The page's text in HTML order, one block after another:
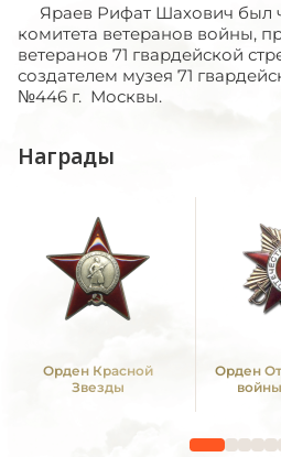
Яраев Рифат Шахович был
комитета ветеранов войны,
ветеранов 71 гвардейской
создателем музея 71
№446 г. Москвы.
Награды
Орден Красной
Звезды
Орден